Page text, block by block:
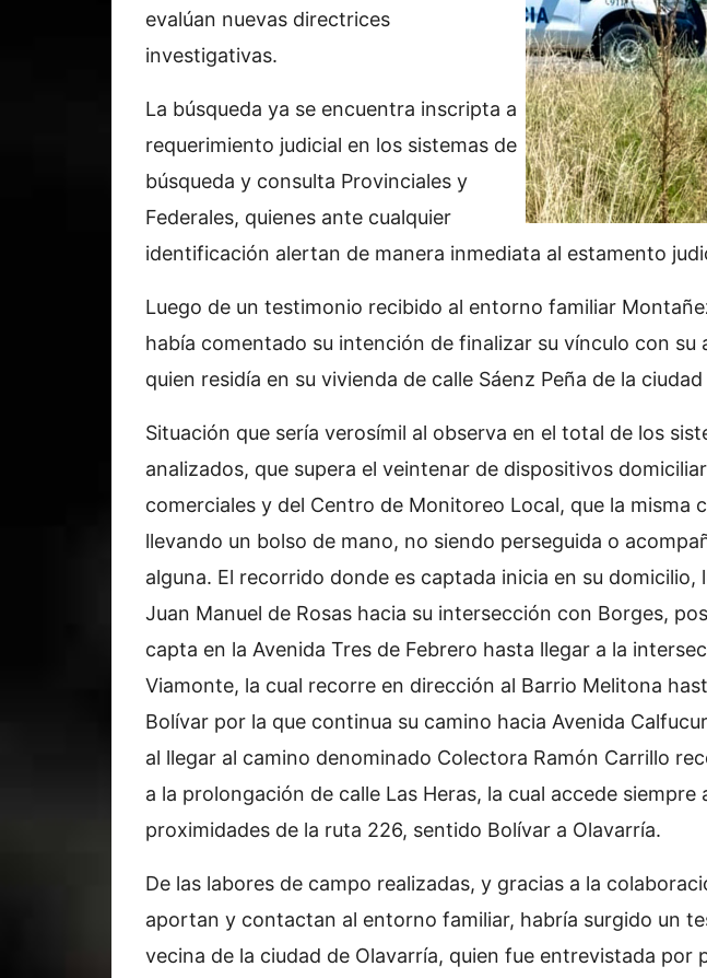
evalúan nuevas directrices
investigativas.
La búsqueda ya se encuentra inscripta a
requerimiento judicial en los sistemas de
búsqueda y consulta Provinciales y
Federales, quienes ante cualquier
identificación alertan de manera inmediata al estamento
Luego de un testimonio recibido al entorno familiar
había comentado su intención de finalizar su vínculo con su
quien residía en su vivienda de calle Sáenz Peña de la
Situación que sería verosímil al observa en el total de los
analizados, que supera el veintenar de dispositivos
comerciales y del Centro de Monitoreo Local, que la misma
llevando un bolso de mano, no siendo perseguida o
alguna. El recorrido donde es captada inicia en su domicilio,
Juan Manuel de Rosas hacia su intersección con Borges,
capta en la Avenida Tres de Febrero hasta llegar a la
Viamonte, la cual recorre en dirección al Barrio Melitona
Bolívar por la que continua su camino hacia Avenida
al llegar al camino denominado Colectora Ramón Carrillo
a la prolongación de calle Las Heras, la cual accede siempre
proximidades de la ruta 226, sentido Bolívar a Olavarría.
De las labores de campo realizadas, y gracias a la
aportan y contactan al entorno familiar, habría surgido un
vecina de la ciudad de Olavarría, quien fue entrevistada por